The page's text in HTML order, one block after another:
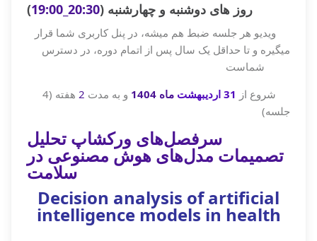
روز های دوشنبه و چهارشنبه (20:30_19:00
)
ویدیو هر جلسه ضبط هم میشه، در پنل کاربری شما قرار
میگیره و تا حداقل یک سال پس از اتمام دوره، در دسترس
شماست
شروع از 31 اردیبهشت ماه 1404 و به مدت 2
هفته (4
جلسه)
سرفصل‌های ورکشاپ تحلیل
تصمیمات مدل‌های هوش مصنوعی در
سلامت
Decision analysis of artificial
intelligence models in health